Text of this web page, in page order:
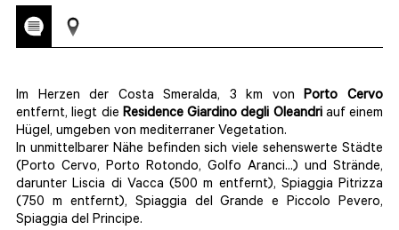
Im Herzen der Costa Smeralda, 3 km vonPorto Cervo
entfernt, liegt die Residence Giardino degli Oleandriauf einem
Hügel, umgeben von mediterraner Vegetation.
In unmittelbarer Nähe befinden sich viele sehenswerte Städte
(Porto Cervo, Porto Rotondo, Golfo Aranci...) und Strände,
darunter Liscia di Vacca (500 m entfernt), Spiaggia Pitrizza
(750 m entfernt), Spiaggia del Grande e Piccolo Pevero,
Spiaggia del Principe.